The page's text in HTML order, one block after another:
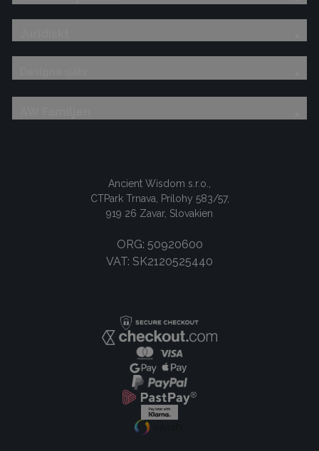
Ancient Wisdom s.r.o.,
CTPark Trnava, Prílohy 583/57,
919 26 Zavar, Slovakien
ORG: 50920600
VAT: SK2120525440